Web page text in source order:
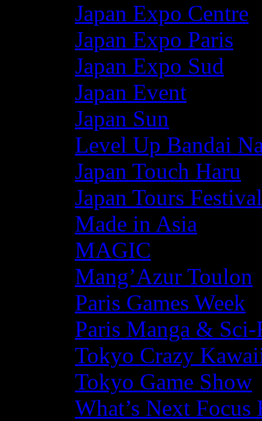
Japan Expo Centre
Japan Expo Paris
Japan Expo Sud
Japan Event
Japan Sun
Level Up Bandai
Japan Touch Haru
Japan Tours Festival
Made in Asia
MAGIC
Mang’Azur Toulon
Paris Games Week
Paris Manga &
Tokyo Crazy
Tokyo Game Show
What’s Next